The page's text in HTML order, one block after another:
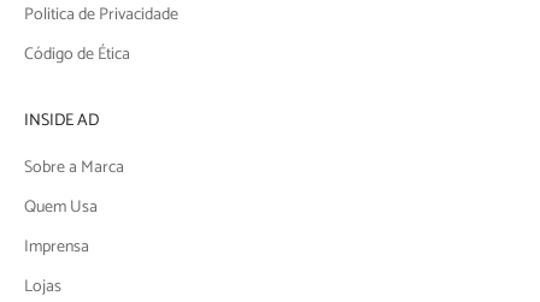
Politica de Privacidade
Código de Ética
INSIDE AD
Sobre a Marca
Quem Usa
Imprensa
Lojas